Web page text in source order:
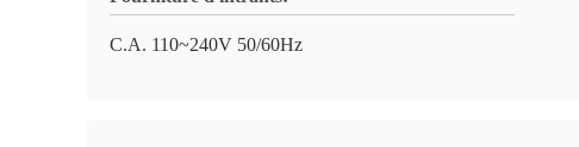
C.A. 110~240V 50/60Hz